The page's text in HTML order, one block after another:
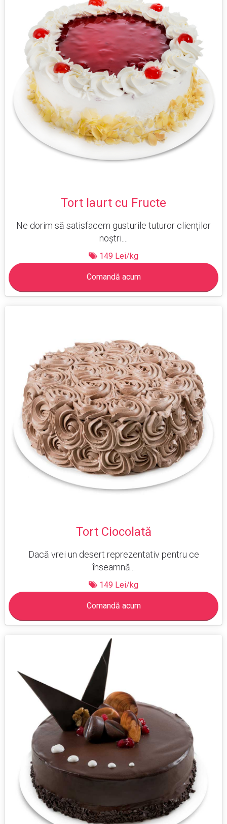
Tort Iaurt cu Fructe
Ne dorim să satisfacem gusturile tuturor clienților
noștri....
149 Lei/kg
Comandă acum
Tort Ciocolată
Dacă vrei un desert reprezentativ pentru ce
înseamnă...
149 Lei/kg
Comandă acum